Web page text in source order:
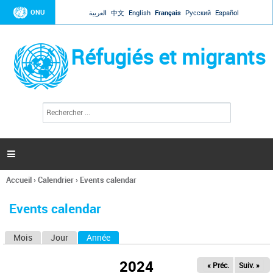
Jump to navigation
ONU العربية 中文 English Français Русский Español
Réfugiés et migrants
l
c
h
e

Vous
ici
Accueil›Calendrier› Events calendar
Events calendar
Mois Jour Année
2024 « Préc. Suiv. »